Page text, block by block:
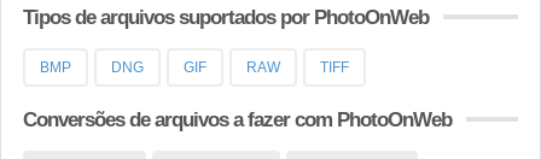
Tipos de arquivos suportados por PhotoOnWeb
BMP DNG GIF RAW TIFF
Conversões de arquivos a fazer com PhotoOnWeb